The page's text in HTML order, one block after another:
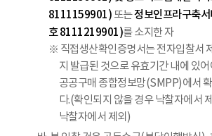
8111159901) 또는정보인프라구축
호 8111219901)를 소지한 자
※ 직접생산확인증명서는 전자입찰서
지 발급된 것으로 유효기간 내에 있
공공구매 종합정보망(SMPP)에서
다.(확인되지 않을 경우 낙찰자에서
낙찰자에서 제외)